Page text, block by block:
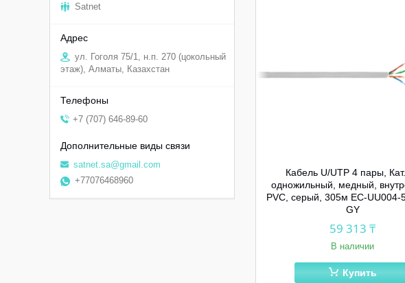
Кабель U/UTP 4 пары,
одножильный, медный,
PVC, серый, 305м EC-UU004-
GY
59 313 ₸
В наличии
Купить
Satnet
ул. Гоголя 75/1, н.п. 270 (цокольный
этаж), Алматы, Казахстан
+7 (707) 646-89-60
satnet.sa@gmail.com
+77076468960